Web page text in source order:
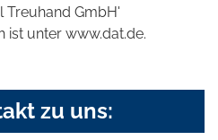
Treuhand GmbH'
ist unter www.dat.de.
zu uns: